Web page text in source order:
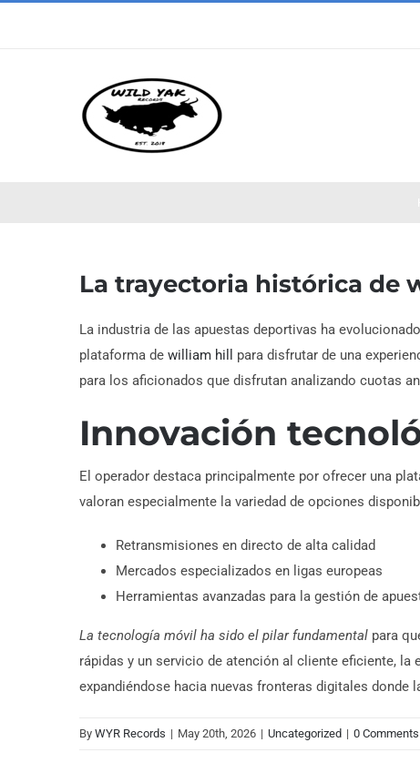
La trayectoria histórica de
La industria de las apuestas deportivas ha
plataforma de william hill
para disfrutar de una
para los aficionados que disfrutan analizando cuotas
Innovación
El operador destaca principalmente por ofrecer una
valoran especialmente la variedad de opciones
Retransmisiones en directo de alta calidad
Mercados especializados en ligas europeas
Herramientas avanzadas para la gestión de
La tecnología móvil ha sido el pilar fundamental para
rápidas y un servicio de atención al cliente eficiente,
expandiéndose hacia nuevas fronteras digitales donde
By WYR Records | May 20th, 2026 | Uncategorized | 0 Comments